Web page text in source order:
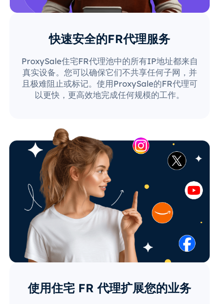
快速安全的FR代理服务
ProxySale住宅FR代理池中的所有IP地址都来自
真实设备。您可以确保它们不共享任何子网，并
且极难阻止或标记。使用ProxySale的FR代理可
以更快，更高效地完成任何规模的工作。
使用住宅 FR 代理扩展您的业务